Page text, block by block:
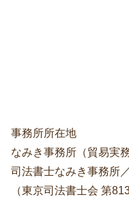
事務所所在地
なみき事務所（貿易実
司法書士なみき事務所
（東京司法書士会 第